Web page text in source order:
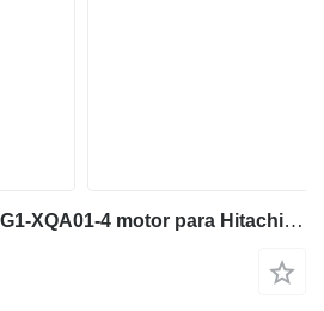
Isuzu 6WG1XAB - 6WG1-XQA01-4 motor para Hitachi ZX600 ZX650H ZX600LC excavadora